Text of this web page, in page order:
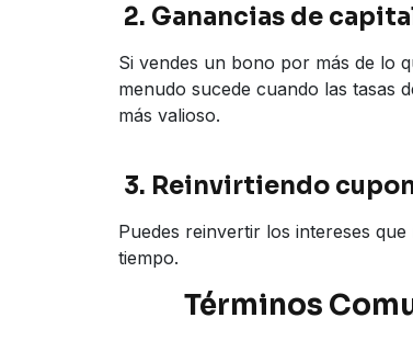
2. Ganancias de
Si vendes un bono por más de lo
menudo sucede cuando las tasas
más valioso.
3. Reinvirtiendo
Puedes reinvertir los intereses
tiempo.
Términos